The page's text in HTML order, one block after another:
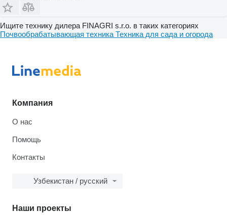
Ищите технику дилера FINAGRI s.r.o. в таких категориях
Почвообрабатывающая техника Техника для сада и огорода
Компания
О нас
Помощь
Контакты
Узбекистан / русский
Наши проекты